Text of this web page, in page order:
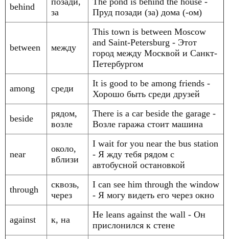
behind
за
Пруд позади (за) дома (-ом)
between между
This town is between Moscow
and Saint-Petersburg - Этот
город между Москвой и Санкт-
Петербургом
among среди
It is good to be among friends -
Хорошо быть среди друзей
beside
рядом,
возле
There is a car beside the garage -
Возле гаража стоит машина
near
около,
вблизи
I wait for you near the bus station
- Я жду тебя рядом с
автобусной остановкой
through
сквозь,
через
I can see him through the window
- Я могу видеть его через окно
against к, на
Не leans against the wall - Он
прислонился к стене